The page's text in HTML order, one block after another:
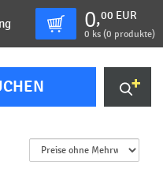
0,00 EUR
0 ks (0 produkte)